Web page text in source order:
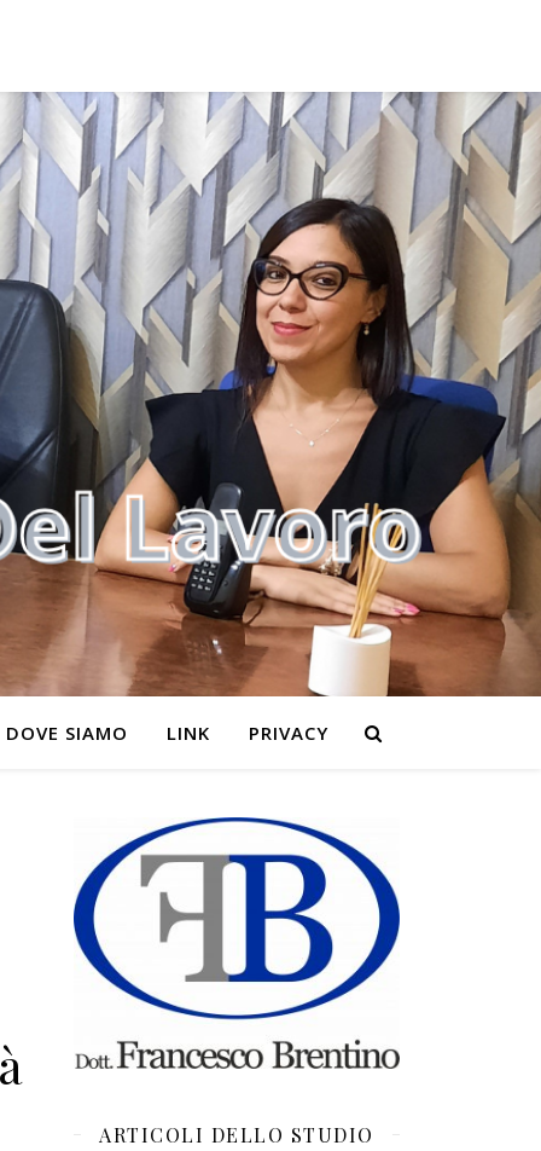
DOVE SIAMO LINK PRIVACY
ARTICOLI DELLO STUDIO